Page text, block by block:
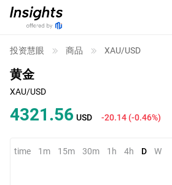
投资慧眼 商品 XAU/USD
黄金
XAU/USD
4321.58 USD -20.12 (-0.46%)
time 1m 15m 30m 1h 4h D W